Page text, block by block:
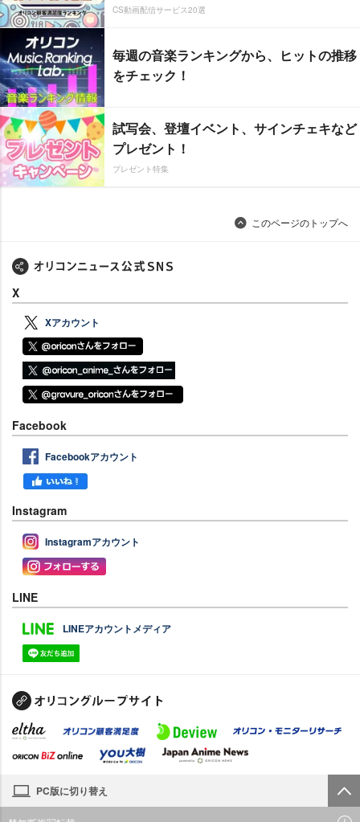
CS動画配信サービス20選
毎週の音楽ランキングから、ヒットの推移
をチェック！
試写会、登壇イベント、サインチェキなど
プレゼント！
プレゼント特集
このページのトップへ
X
Xアカウント
Facebook
Facebookアカウント
Instagram
Instagramアカウント
LINE
LINEアカウントメディア
PC版に切り替え